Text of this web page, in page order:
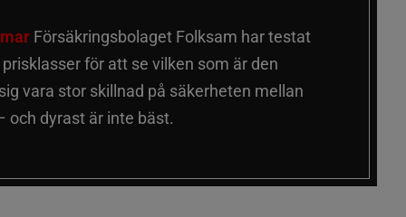
Försäkringsbolaget Folksam har testat
för att se vilken som är den
vara stor skillnad på säkerheten mellan
och dyrast är inte bäst.